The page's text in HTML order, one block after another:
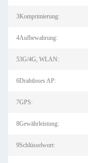
3Komprimierung:
4Aufbewahrung:
53G/4G, WLAN:
6Drahtloses AP:
7GPS:
8Gewährleistung:
9Schlüsselwort: